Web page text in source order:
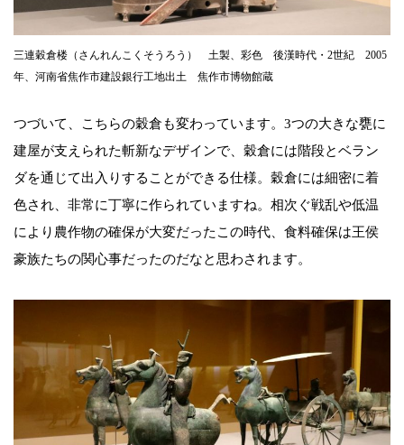
三連穀倉楼（さんれんこくそうろう） 土製、彩色 後漢時代・2世紀 2005
年、河南省焦作市建設銀行工地出土 焦作市博物館蔵
つづいて、こちらの穀倉も変わっています。3つの大きな甕に
建屋が支えられた斬新なデザインで、穀倉には階段とベラン
ダを通じて出入りすることができる仕様。穀倉には細密に着
色され、非常に丁寧に作られていますね。相次ぐ戦乱や低温
により農作物の確保が大変だったこの時代、食料確保は王侯
豪族たちの関心事だったのだなと思わされます。